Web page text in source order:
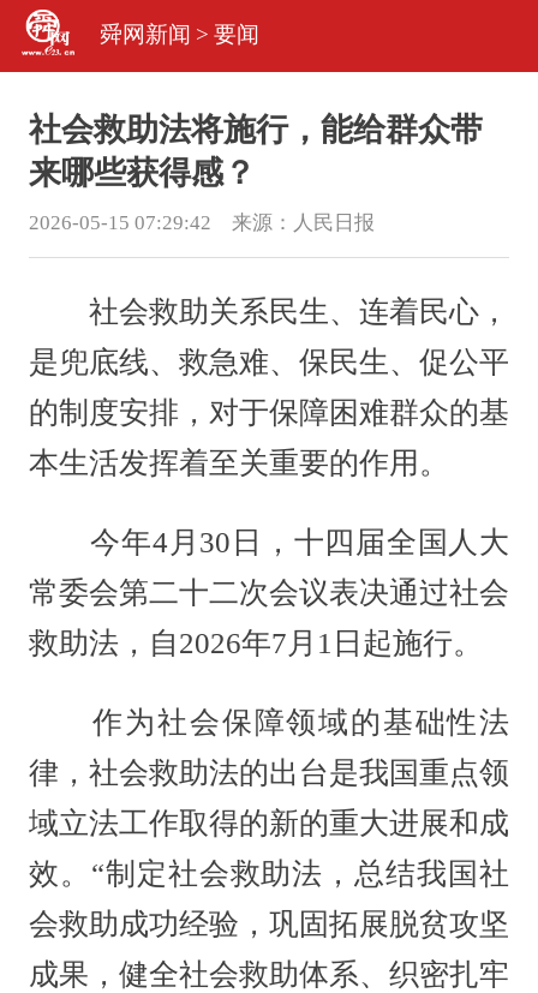
舜网新闻 > 要闻
社会救助法将施行，能给群众带
来哪些获得感？
2026-05-15 07:29:42 来源： 人民日报
社会救助关系民生、连着民心，
是兜底线、救急难、保民生、促公平
的制度安排，对于保障困难群众的基
本生活发挥着至关重要的作用。
今年4月30日，十四届全国人大
常委会第二十二次会议表决通过社会
救助法，自2026年7月1日起施行。
作为社会保障领域的基础性法
律，社会救助法的出台是我国重点领
域立法工作取得的新的重大进展和成
效。“制定社会救助法，总结我国社
会救助成功经验，巩固拓展脱贫攻坚
成果，健全社会救助体系、织密扎牢